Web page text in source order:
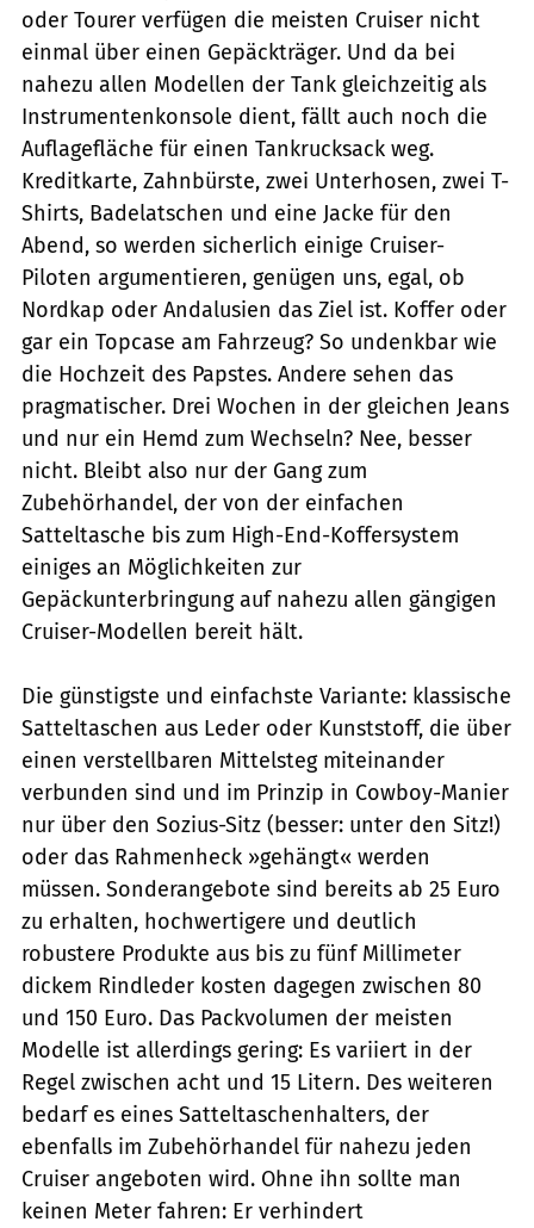
oder Tourer verfügen die meisten Cruiser nicht
einmal über einen Gepäckträger. Und da bei
nahezu allen Modellen der Tank gleichzeitig als
Instrumentenkonsole dient, fällt auch noch die
Auflagefläche für einen Tankrucksack weg.
Kreditkarte, Zahnbürste, zwei Unterhosen, zwei T-
Shirts, Badelatschen und eine Jacke für den
Abend, so werden sicherlich einige Cruiser-
Piloten argumentieren, genügen uns, egal, ob
Nordkap oder Andalusien das Ziel ist. Koffer oder
gar ein Topcase am Fahrzeug? So undenkbar wie
die Hochzeit des Papstes. Andere sehen das
pragmatischer. Drei Wochen in der gleichen Jeans
und nur ein Hemd zum Wechseln? Nee, besser
nicht. Bleibt also nur der Gang zum
Zubehörhandel, der von der einfachen
Satteltasche bis zum High-End-Koffersystem
einiges an Möglichkeiten zur
Gepäckunterbringung auf nahezu allen gängigen
Cruiser-Modellen bereit hält.
Die günstigste und einfachste Variante: klassische
Satteltaschen aus Leder oder Kunststoff, die über
einen verstellbaren Mittelsteg miteinander
verbunden sind und im Prinzip in Cowboy-Manier
nur über den Sozius-Sitz (besser: unter den Sitz!)
oder das Rahmenheck »gehängt« werden
müssen. Sonderangebote sind bereits ab 25 Euro
zu erhalten, hochwertigere und deutlich
robustere Produkte aus bis zu fünf Millimeter
dickem Rindleder kosten dagegen zwischen 80
und 150 Euro. Das Packvolumen der meisten
Modelle ist allerdings gering: Es variiert in der
Regel zwischen acht und 15 Litern. Des weiteren
bedarf es eines Satteltaschenhalters, der
ebenfalls im Zubehörhandel für nahezu jeden
Cruiser angeboten wird. Ohne ihn sollte man
keinen Meter fahren: Er verhindert